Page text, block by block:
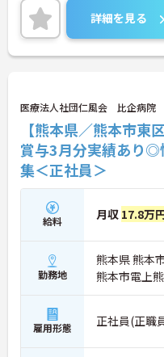
ご興味のある方には、面接対
に詳細をお話しいたします
さい！
詳細を見る
医療法人社団仁風会 比企病院
【熊本県／熊本市東
賞与3月分実績あり◎
集＜正社員＞
給料 月収 17.8万
勤務地
熊本県 熊本
熊本市電上
雇用形態 正社員(正職